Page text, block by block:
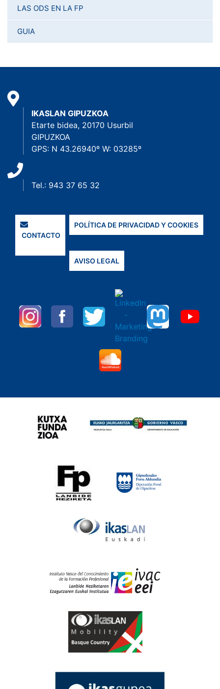
LAS ODS EN LA FP
GUIA
IKASLAN GIPUZKOA
Etarte bidea, 20170 Usurbil
GIPUZKOA
GPS: N 43.26940º W: 03285º
Tel.: 943 37 65 32
CONTACTO
POLÍTICA DE PRIVACIDAD Y COOKIES
AVISO LEGAL